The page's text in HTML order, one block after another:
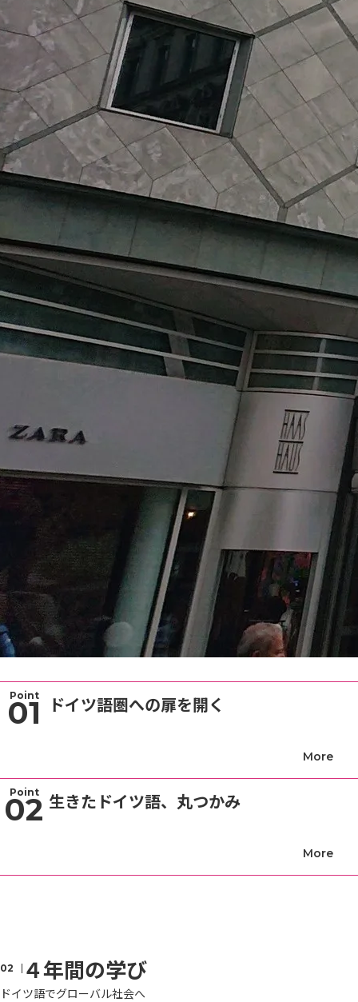
Point
01 ドイツ語圏への扉を開く
Point
02 生きたドイツ語、丸つかみ
４年間の学び
ドイツ語でグローバル社会へ